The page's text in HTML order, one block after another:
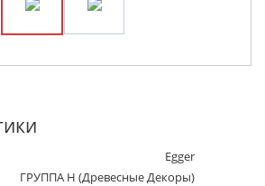
Egger
ГРУППА Н (Древесные Декоры)